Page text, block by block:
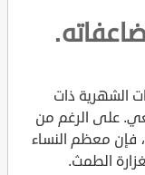
الشهرية ذات
على الرغم من
فإن معظم النساء
الطمث.